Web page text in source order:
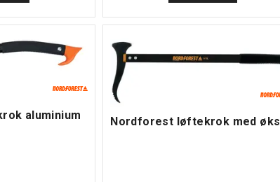
aluminium Nordforest løftekrok med øks